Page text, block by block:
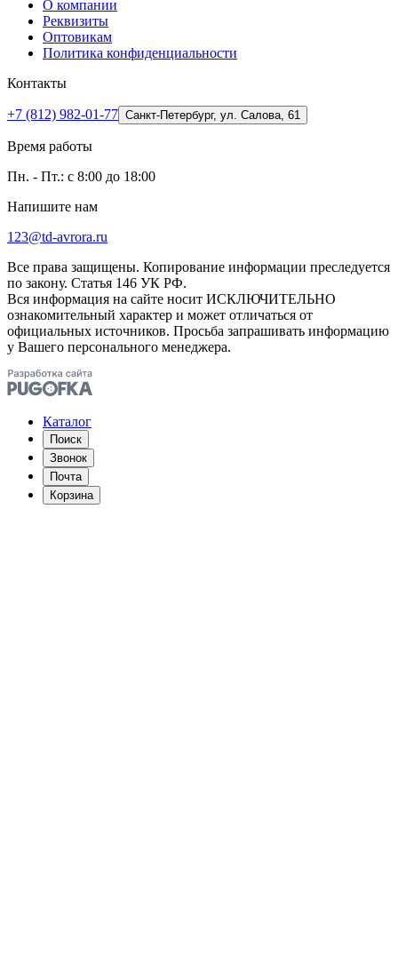
О компании
Реквизиты
Оптовикам
Политика конфиденциальности
Контакты
+7 (812) 982-01-77 Санкт-Петербург, ул. Салова, 61
Время работы
Пн. - Пт.: с 8:00 до 18:00
Напишите нам
123@td-avrora.ru
Все права защищены. Копирование информации преследуется
по закону. Статья 146 УК РФ.
Вся информация на сайте носит ИСКЛЮЧИТЕЛЬНО
ознакомительный характер и может отличаться от
официальных источников. Просьба запрашивать информацию
у Вашего персонального менеджера.
Каталог
Поиск
Звонок
Почта
Корзина